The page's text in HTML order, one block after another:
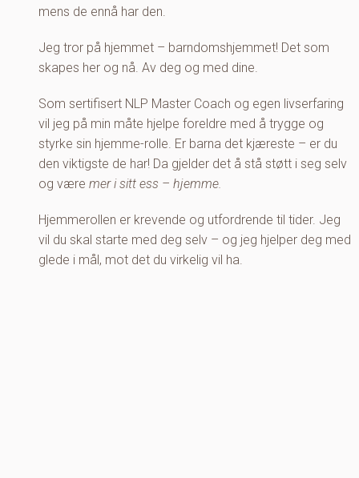
mens de ennå har den.
Jeg tror på hjemmet – barndomshjemmet! Det som
skapes her og nå. Av deg og med dine.
Som sertifisert NLP Master Coach og egen livserfaring
vil jeg på min måte hjelpe foreldre med å trygge og
styrke sin hjemme-rolle. Er barna det kjæreste – er du
den viktigste de har! Da gjelder det å stå støtt i seg selv
og være mer i sitt ess – hjemme.
Hjemmerollen er krevende og utfordrende til tider. Jeg
vil du skal starte med deg selv – og jeg hjelper deg med
glede i mål, mot det du virkelig vil ha.